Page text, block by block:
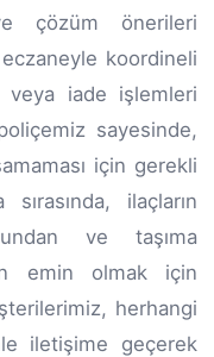
çözüm önerileri
koordineli
iade işlemleri
sayesinde,
için gerekli
ilaçların
ve taşıma
emin olmak için
herhangi
iletişime geçerek